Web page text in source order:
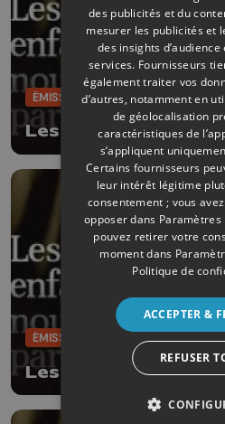
ÉMISSIONS
Les enfants nous
ÉMISSIONS
Les enfants nous
des publicités et du
mesurer les publicités et
des insights
services. Fournisseurs
également traiter vos
d’autres, notamment en
de géolocalisation
caractéristiques de
s’appliquent
Certains fournisseurs
leur intérêt légitime
consentement ; vous
opposer dans
pouvez retirer votre
moment dans
Politique de
ACCEPTER &
REFUSER